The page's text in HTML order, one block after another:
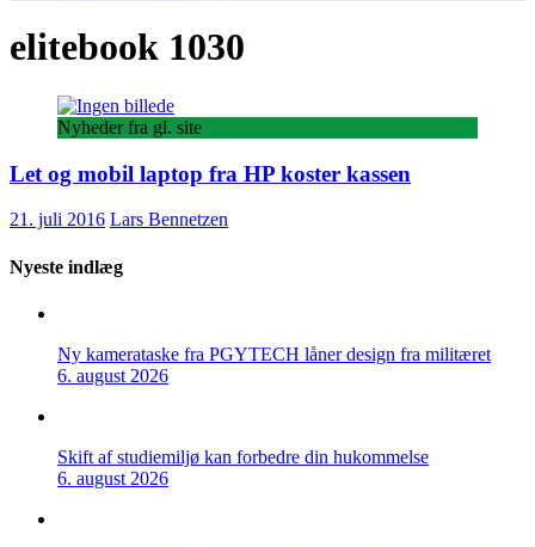
elitebook 1030
Nyheder fra gl. site
Let og mobil laptop fra HP koster kassen
21. juli 2016 Lars Bennetzen
Nyeste indlæg
Ny kamerataske fra PGYTECH låner design fra militæret
6. august 2026
Skift af studiemiljø kan forbedre din hukommelse
6. august 2026